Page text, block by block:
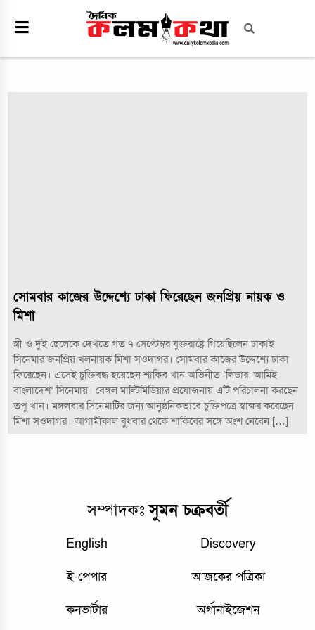
সোমবার কাজের উদ্দেশ্যে ঢাকা ফিরেছেন জনপ্রিয় নায়ক ও
মিশা
স্ত্রী ও দুই ছেলেকে দেখতে গত ৭ সেপ্টেম্বর যুক্তরাষ্ট্রে গিয়েছিলেন ঢাকাই
সিনেমার জনপ্রিয় খলনায়ক মিশা সওদাগর। সোমবার কাজের উদ্দেশ্যে ঢাকা
ফিরেছেন। এসেই চুক্তিবদ্ধ হয়েছেন শাকিব খান অভিনীত ‘লিডার: আমিই
বাংলাদেশ’ সিনেমায়। বেঙ্গল মাল্টিমিডিয়ার প্রযোজনায় এটি পরিচালনা করছেন
তপু খান। মঙ্গলবার সিনেমাটির জন্য আনুষ্ঠনিকভাবে চুক্তিপত্রে স্বাক্ষর করেছেন
মিশা সওদাগর। আগামীকাল বুধবার থেকে শাকিবের সঙ্গে অংশ নেবেন […]
সম্পাদকঃসুমন চক্রবর্তী
English Discovery
ই-পেপার আজকের পত্রিকা
কনভার্টার অর্গানাইজেশন